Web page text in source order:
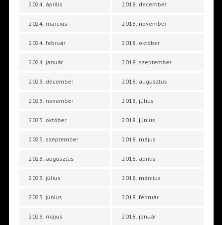
2024. április
2024. március
2024. február
2024. január
2023. december
2023. november
2023. október
2023. szeptember
2023. augusztus
2023. július
2023. június
2023. május
2018. december
2018. november
2018. október
2018. szeptember
2018. augusztus
2018. július
2018. június
2018. május
2018. április
2018. március
2018. február
2018. január